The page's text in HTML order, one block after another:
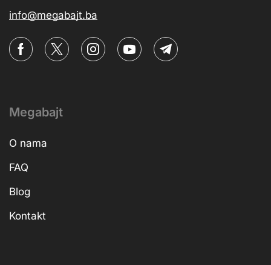
info@megabajt.ba
Megabajt
O nama
FAQ
Blog
Kontakt